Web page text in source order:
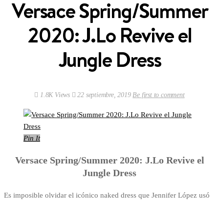
Versace Spring/Summer
2020: J.Lo Revive el
Jungle Dress
1.8K Views 22 septiembre, 2019 Be first to comment
Pin It
Versace Spring/Summer 2020: J.Lo Revive el
Jungle Dress
Es imposible olvidar el icónico naked dress que Jennifer López usó